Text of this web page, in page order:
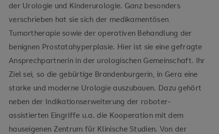
der Urologie und Kinderurologie. Ganz besonders
verschrieben hat sie sich der medikamentösen
Tumortherapie sowie der operativen Behandlung der
benignen Prostatahyperplasie. Hier ist sie eine gefragte
Ansprechpartnerin in der urologischen Gemeinschaft. Ihr
Ziel sei, so die gebürtige Brandenburgerin, in Gera eine
starke und moderne Urologie auszubauen. Dazu gehört
neben der Indikationserweiterung der roboter-
assistierten Eingriffe u.a. die Kooperation mit dem
hauseigenen Zentrum für Klinische Studien. Von der